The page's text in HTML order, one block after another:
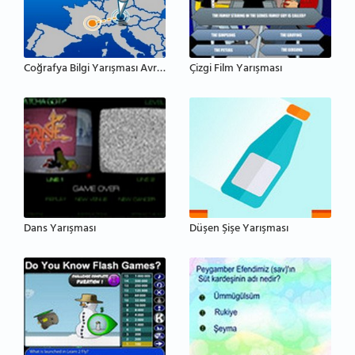
Coğrafya Bilgi Yarışması Avrupa Çizgi Film Yarışması
Dans Yarışması Düşen Şişe Yarışması